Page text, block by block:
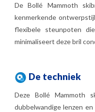
De Bollé Mammoth
kenmerkende
flexibele steunpoten
minimaliseert deze bril
De techniek
Deze Bollé Mammoth
dubbelwandige lenzen